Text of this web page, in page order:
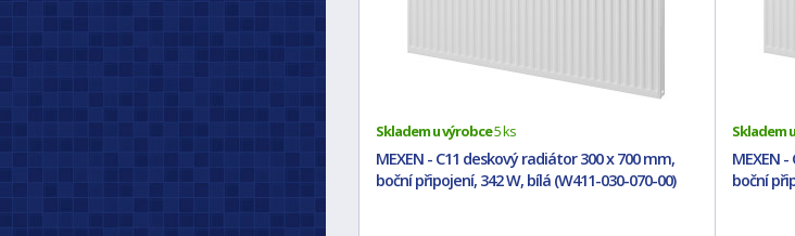
Skladem u výrobce5 ks
MEXEN - C11 deskový radiátor 300 x 700 mm,
boční připojení, 342 W, bílá (W411-030-070-00)
Skladem
MEXEN
boční